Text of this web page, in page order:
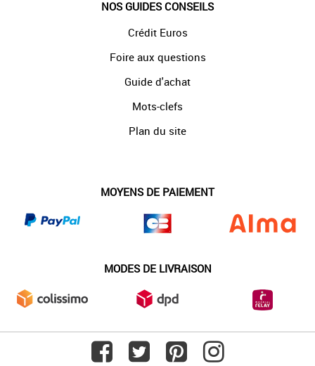
NOS GUIDES CONSEILS
Crédit Euros
Foire aux questions
Guide d'achat
Mots-clefs
Plan du site
MOYENS DE PAIEMENT
MODES DE LIVRAISON